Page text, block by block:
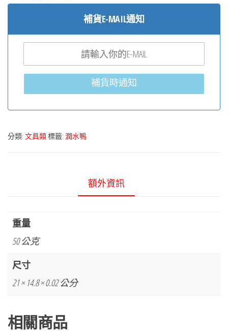
補貨E-MAIL通知
補貨時通知
分類: 文具類標籤: 潤水鴨
額外資訊
重量
50 公克
尺寸
21 × 14.8 × 0.02 公分
相關商品